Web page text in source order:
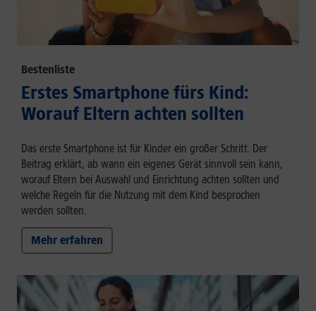
Bestenliste
Erstes Smartphone fürs Kind:
Worauf Eltern achten sollten
Das erste Smartphone ist für Kinder ein großer Schritt. Der
Beitrag erklärt, ab wann ein eigenes Gerät sinnvoll sein kann,
worauf Eltern bei Auswahl und Einrichtung achten sollten und
welche Regeln für die Nutzung mit dem Kind besprochen
werden sollten.
Mehr erfahren